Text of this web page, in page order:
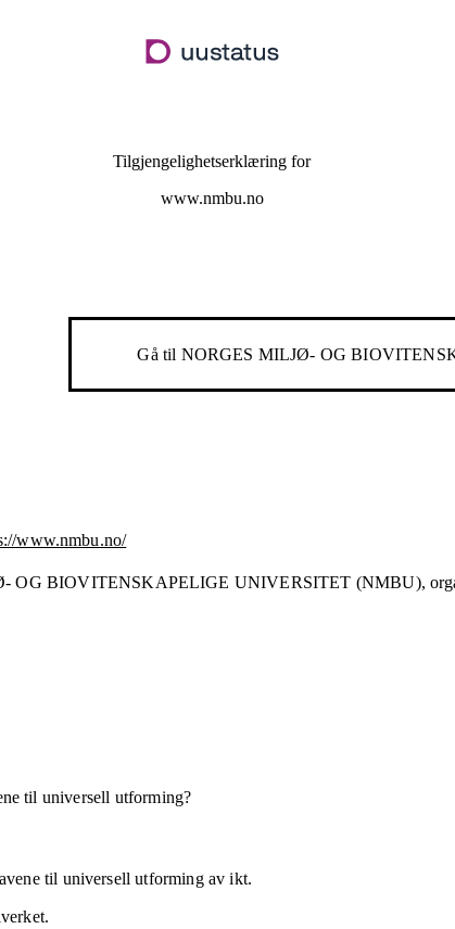
hovedinnhold
Tilgjengelighetserklæring for
www.nmbu.no
Gå til NORGES MILJØ- OG
www.nmbu.no/
OG BIOVITENSKAPELIGE UNIVERSITET (NMBU),
til universell utforming?
til universell utforming av ikt.